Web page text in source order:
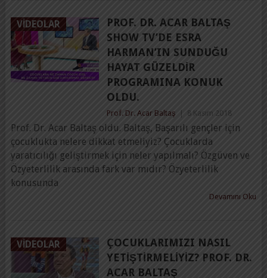
VIDEOLAR
PROF. DR. ACAR BALTAŞ
SHOW TV’DE ESRA
HARMAN’IN SUNDUĞU
HAYAT GÜZELDIR
PROGRAMINA KONUK
OLDU.
Prof. Dr. Acar Baltaş 8 Kasım 2018
Prof. Dr. Acar Baltaş oldu. Baltaş, Başarılı gençler için
çocuklukta nelere dikkat etmeliyiz? Çocuklarda
yaratıcılığı geliştirmek için neler yapılmalı? Özgüven ve
Özyeterlilik arasında fark var mıdır? Özyeterlilik
konusunda
Devamını Oku
VIDEOLAR
ÇOCUKLARIMIZI NASIL
YETIŞTIRMELIYIZ? PROF. DR.
ACAR BALTAŞ